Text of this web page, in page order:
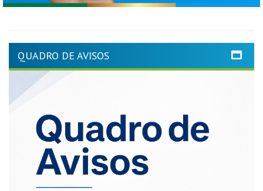
QUADRO DE AVISOS